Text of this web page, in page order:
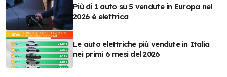
Più di 1 auto su 5 vendute in Europa nel
2026 è elettrica
Le auto elettriche più vendute in Italia
nei primi 6 mesi del 2026